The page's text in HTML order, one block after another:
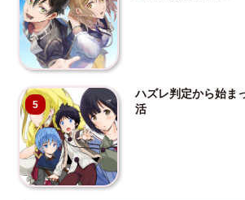
5
ハズレ判定から始ま
活